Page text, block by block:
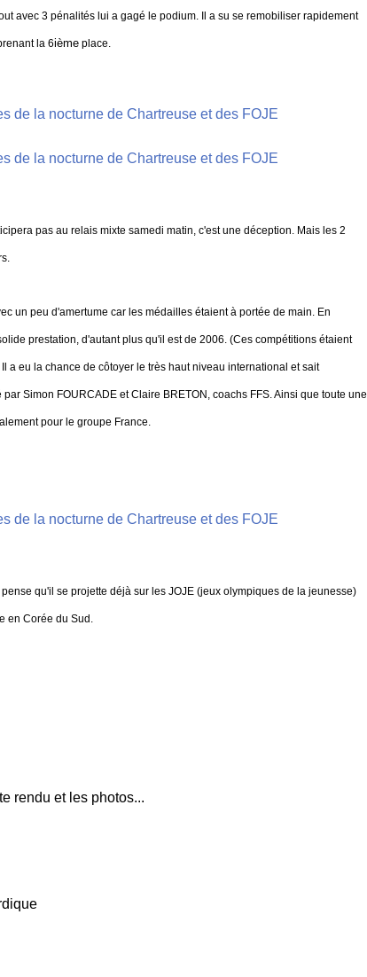
avec 3 pénalités lui a gagé le podium. Il a su se remobiliser rapidement
la 6ième place.
pas au relais mixte samedi matin, c'est une déception. Mais les 2
un peu d'amertume car les médailles étaient à portée de main. En
prestation, d'autant plus qu'il est de 2006. (Ces compétitions étaient
a eu la chance de côtoyer le très haut niveau international et sait
Simon FOURCADE et Claire BRETON, coachs FFS. Ainsi que toute une
pour le groupe France.
qu'il se projette déjà sur les JOJE (jeux olympiques de la jeunesse)
en Corée du Sud.
rendu et les photos...